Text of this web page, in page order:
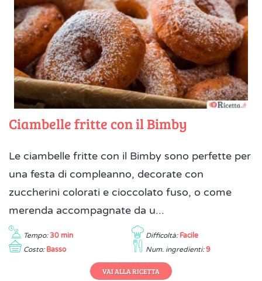
Ciambelle fritte con il Bimby
Le ciambelle fritte con il Bimby sono perfette per
una festa di compleanno, decorate con
zuccherini colorati e cioccolato fuso, o come
merenda accompagnate da u...
Tempo: 30 min Difficoltà: Facile
Costo: Basso Num. ingredienti: 9
VAI ALLA RICETTA